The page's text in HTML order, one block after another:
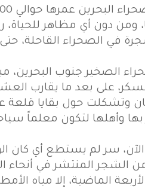
400 سنة، تحولت إلى مزار سياحي.
دون أي مظاهر للحياة،
في الصحراء القاحلة،
الصخير جنوب البحرين،
على بعد ما يقارب
وأهلها لتكون معلماً
الآن، سر لم يستطع أي
الشجر المنتشر في أنحاء
الماضية، إلا مياه